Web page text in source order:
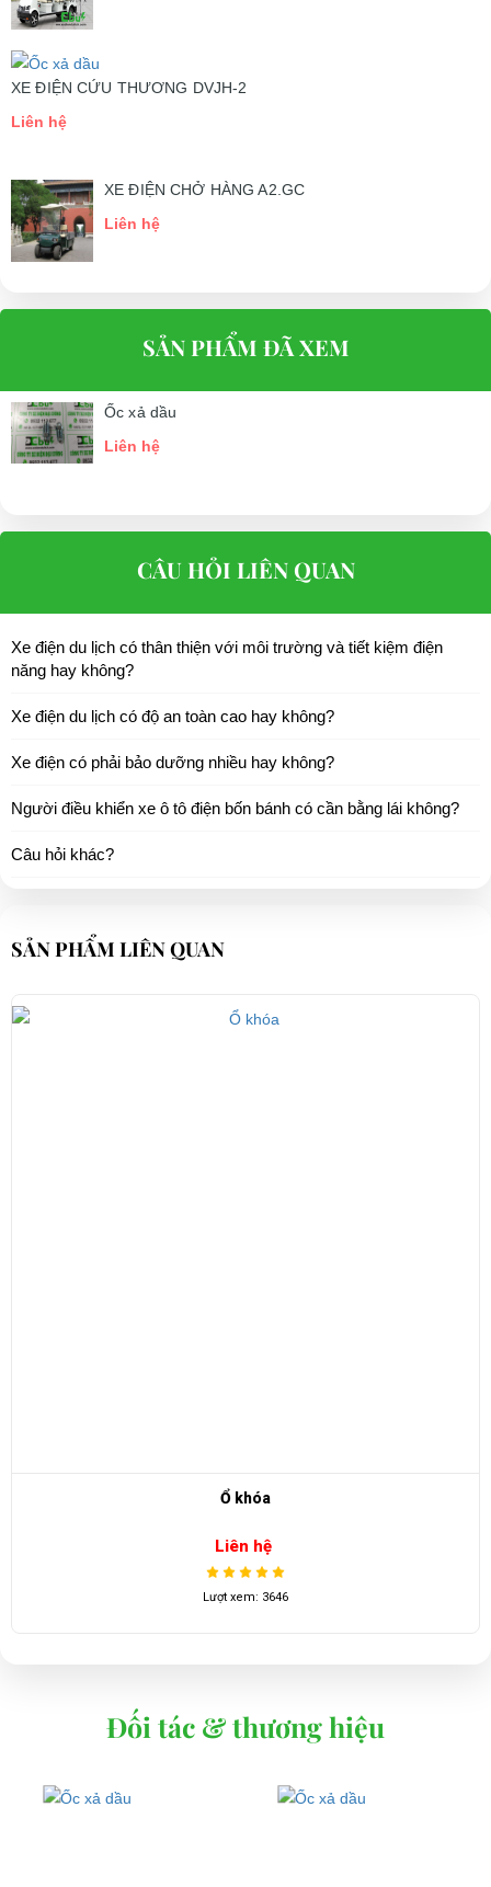
XE ĐIỆN CỨU THƯƠNG DVJH-2
Liên hệ
XE ĐIỆN CHỞ HÀNG A2.GC
Liên hệ
SẢN PHẨM ĐÃ XEM
Ốc xả dầu
Liên hệ
CÂU HỎI LIÊN QUAN
Xe điện du lịch có thân thiện với môi trường và tiết kiệm điện
năng hay không?
Xe điện du lịch có độ an toàn cao hay không?
Xe điện có phải bảo dưỡng nhiều hay không?
Người điều khiển xe ô tô điện bốn bánh có cần bằng lái không?
Câu hỏi khác?
SẢN PHẨM LIÊN QUAN
Ổ khóa
Liên hệ
Lượt xem: 3646
Đối tác & thương hiệu